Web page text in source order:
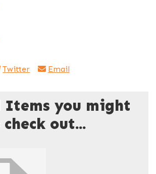
Twitter Email
Items you might
out...